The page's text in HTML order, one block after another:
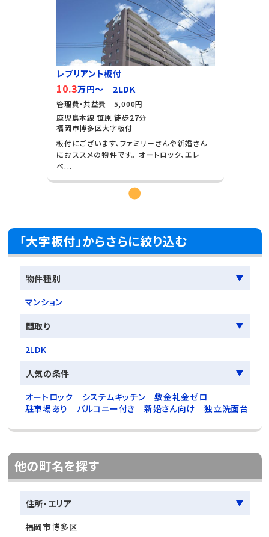
レブリアント板付
10.3万円～ 2LDK
管理費・共益費 5,000円
鹿児島本線 笹原 徒歩27分
福岡市博多区大字板付
板付にございます、ファミリーさんや新婚さん
におススメの物件です。 オートロック、エレ
ベ...
「大字板付」からさらに絞り込む
物件種別
マンション
間取り
2LDK
人気の条件
オートロック
システムキッチン
敷金礼金ゼロ
駐車場あり
バルコニー付き 新婚さん向け 独立洗面台
他の町名を探す
住所・エリア
福岡市博多区